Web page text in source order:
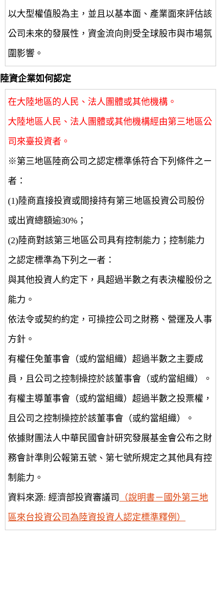
以大型權值股為主，並且以基本面、產業面來評估該
公司未來的發展性，資金流向則受全球股市與市場氛
圍影響。
陸資企業如何認定
在大陸地區的人民、法人團體或其他機構。
大陸地區人民、法人團體或其他機構經由第三地區公
司來臺投資者。
※第三地區陸商公司之認定標準係符合下列條件之ㄧ
者：
(1)陸商直接投資或間接持有第三地區投資公司股份
或出資總額逾30%；
(2)陸商對該第三地區公司具有控制能力；控制能力
之認定標準為下列之一者：
與其他投資人約定下，具超過半數之有表決權股份之
能力。
依法令或契約約定，可操控公司之財務、營運及人事
方針。
有權任免董事會（或約當組織）超過半數之主要成
員，且公司之控制操控於該董事會（或約當組織）。
有權主導董事會（或約當組織）超過半數之投票權，
且公司之控制操控於該董事會（或約當組織）。
依據財團法人中華民國會計研究發展基金會公布之財
務會計準則公報第五號、第七號所規定之其他具有控
制能力。
資料來源: 經濟部投資審議司
（說明書－國外第三地
區來台投資公司為陸資投資人認定標準釋例）